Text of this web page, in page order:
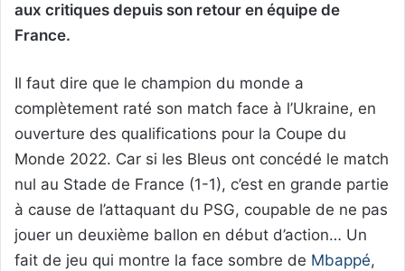
aux critiques depuis son retour en équipe de
France.
Il faut dire que le champion du monde a
complètement raté son match face à l’Ukraine, en
ouverture des qualifications pour la Coupe du
Monde 2022. Car si les Bleus ont concédé le match
nul au Stade de France (1-1), c’est en grande partie
à cause de l’attaquant du PSG, coupable de ne pas
jouer un deuxième ballon en début d’action… Un
fait de jeu qui montre la face sombre de Mbappé,